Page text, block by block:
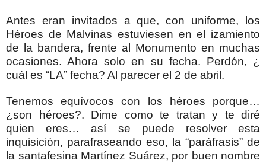
Antes eran invitados a que, con uniforme, los
Héroes de Malvinas estuviesen en el izamiento
de la bandera, frente al Monumento en muchas
ocasiones. Ahora solo en su fecha. Perdón, ¿
cuál es “LA” fecha? Al parecer el 2 de abril.
Tenemos equívocos con los héroes porque…
¿son héroes?. Dime como te tratan y te diré
quien eres… así se puede resolver esta
inquisición, parafraseando eso, la “paráfrasis” de
la santafesina Martínez Suárez, por buen nombre